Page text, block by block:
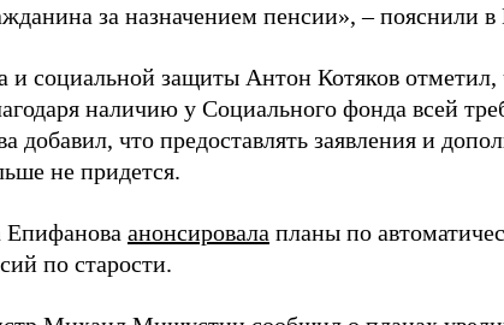
за назначением пенсии», – пояснили
и социальной защиты Антон Котяков отметил,
наличию у Социального фонда всей
добавил, что предоставлять заявления и
не придется.
Епифанова анонсировала планы по
по старости.